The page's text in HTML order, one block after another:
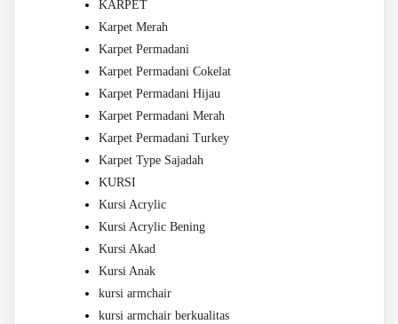
KARPET
Karpet Merah
Karpet Permadani
Karpet Permadani Cokelat
Karpet Permadani Hijau
Karpet Permadani Merah
Karpet Permadani Turkey
Karpet Type Sajadah
KURSI
Kursi Acrylic
Kursi Acrylic Bening
Kursi Akad
Kursi Anak
kursi armchair
kursi armchair berkualitas